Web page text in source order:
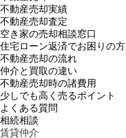
不動産売却実績
不動産売却査定
空き家の売却相談窓口
住宅ローン返済でお困りの方
不動産売却の流れ
仲介と買取の違い
不動産売却時の諸費用
少しでも高く売るポイント
よくある質問
相続相談
賃貸仲介